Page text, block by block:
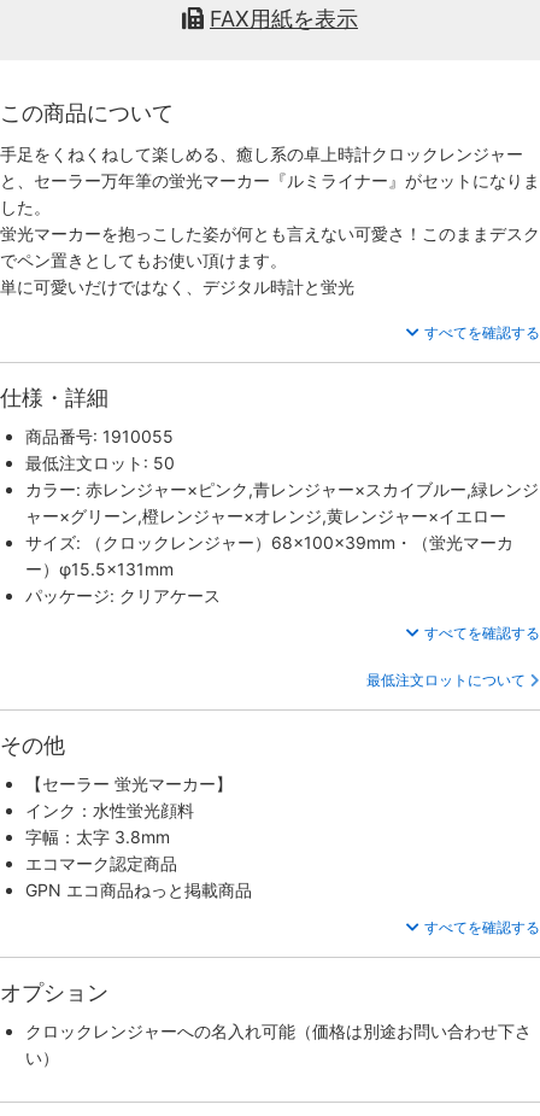
FAX用紙を表示
この商品について
手足をくねくねして楽しめる、癒し系の卓上時計クロックレンジャー
と、セーラー万年筆の蛍光マーカー『ルミライナー』がセットになりま
した。
蛍光マーカーを抱っこした姿が何とも言えない可愛さ！このままデスク
でペン置きとしてもお使い頂けます。
単に可愛いだけではなく、デジタル時計と蛍光
すべてを確認する
仕様・詳細
商品番号: 1910055
最低注文ロット: 50
カラー: 赤レンジャー×ピンク,青レンジャー×スカイブルー,緑レンジ
ャー×グリーン,橙レンジャー×オレンジ,黄レンジャー×イエロー
サイズ: （クロックレンジャー）68×100×39mm・（蛍光マーカ
ー）φ15.5×131mm
パッケージ: クリアケース
すべてを確認する
最低注文ロットについて
その他
【セーラー 蛍光マーカー】
インク：水性蛍光顔料
字幅：太字 3.8mm
エコマーク認定商品
GPN エコ商品ねっと掲載商品
すべてを確認する
オプション
クロックレンジャーへの名入れ可能（価格は別途お問い合わせ下さ
い）